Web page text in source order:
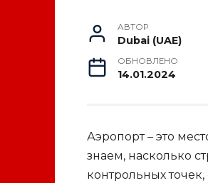
АВТОР
Dubai (UAE)
ОБНОВЛЕНО
14.01.2024
Аэропорт – это
знаем, насколько
контрольных